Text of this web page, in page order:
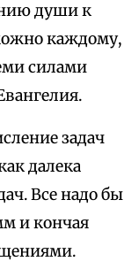
души к
каждому,
силами
задач
далека
Все надо бы
и кончая